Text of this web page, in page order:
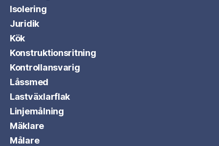
Isolering
Juridik
Kök
Konstruktionsritning
Kontrollansvarig
Låssmed
Lastväxlarflak
Linjemålning
Mäklare
Målare